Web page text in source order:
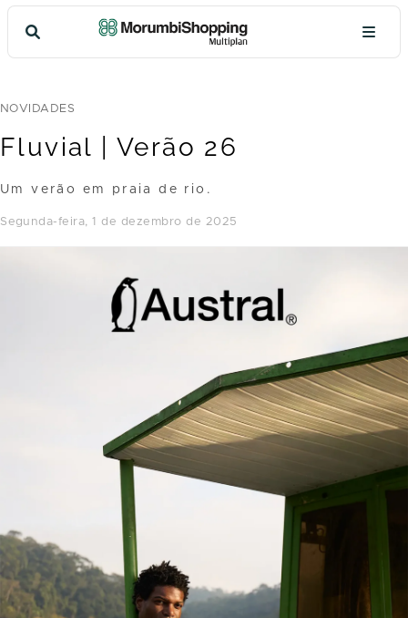
NOVIDADES
Fluvial | Verão 26
Um verão em praia de rio.
segunda-feira, 1 de dezembro de 2025